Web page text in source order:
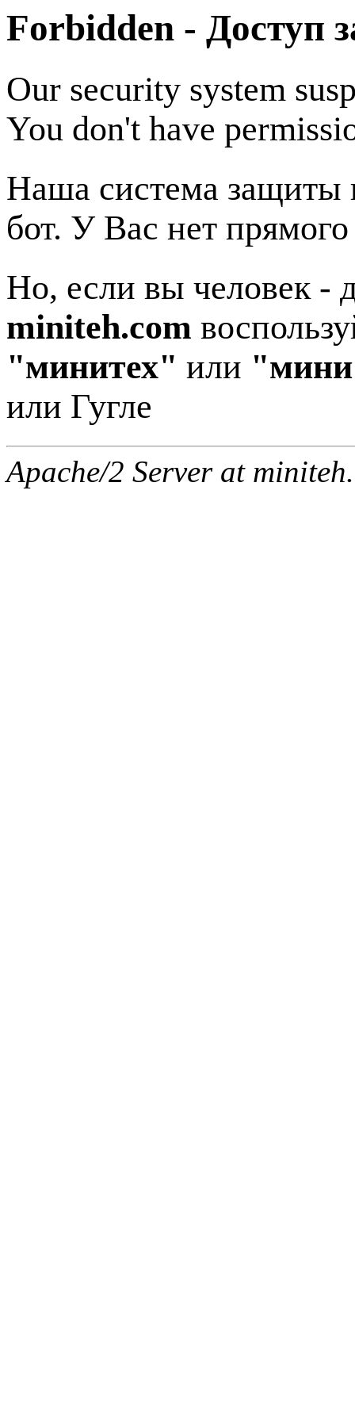
Forbidden - Доступ
Our security system
You don't have
Наша система защиты
бот. У Вас нет
Но, если вы человек -
miniteh.com
"минитех" или "мини
или Гугле
Apache/2 Server at